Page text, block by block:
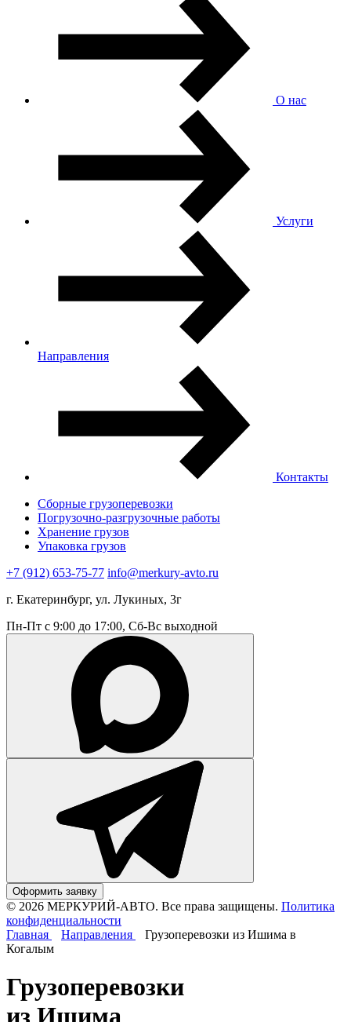
О нас
Услуги
Направления
Контакты
Сборные грузоперевозки
Погрузочно-разгрузочные работы
Хранение грузов
Упаковка грузов
+7 (912) 653-75-77 info@merkury-avto.ru
г. Екатеринбург, ул. Лукиных, 3г
Пн-Пт с 9:00 до 17:00, Сб-Вс выходной
Оформить заявку
© 2026 МЕРКУРИЙ-АВТО. Все права защищены. Политика
конфиденциальности
Главная
Направления
Грузоперевозки из Ишима в
Когалым
Грузоперевозки
из Ишима